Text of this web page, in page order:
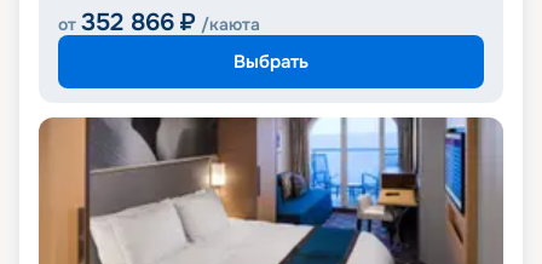
от 352 866 ₽ /каюта
Выбрать